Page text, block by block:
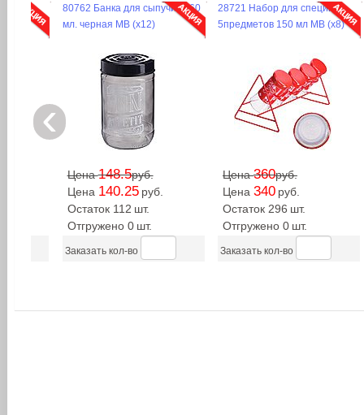
3 Термобутылка 600 мл
(х20)
шт.
26636 Термос нерж.600мл
мет/колбаMB (х24)
Цена
Цена
Остаток 193
Отгружено 0
Заказать кол-во
27493 Термос-
нерж/сталь MB
Цена
Цена
Остаток 67
Отгружено 0
Заказать кол-во
‹